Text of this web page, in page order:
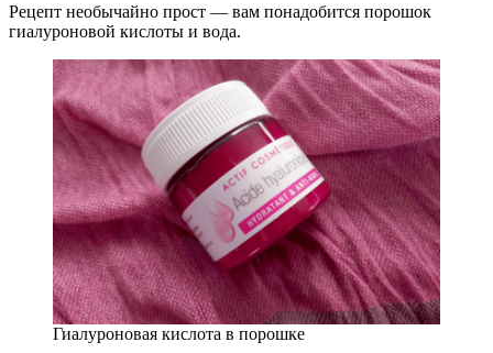
Рецепт необычайно прост — вам понадобится порошок
гиалуроновой кислоты и вода.
Гиалуроновая кислота в порошке